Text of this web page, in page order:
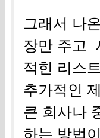
그래서 나
장만 주고
적힌 리스
추가적인
큰 회사나
하는 방법